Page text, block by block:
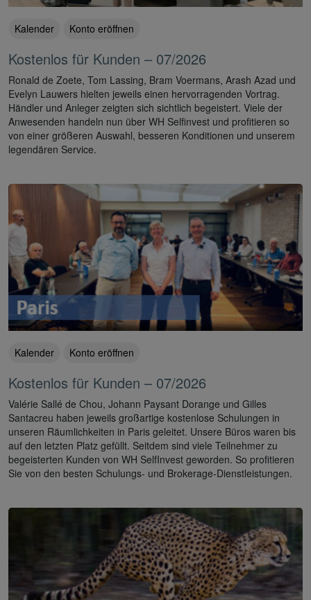
Kalender Konto eröffnen
Kostenlos für Kunden – 07/2026
Ronald de Zoete, Tom Lassing, Bram Voermans, Arash Azad und
Evelyn Lauwers hielten jeweils einen hervorragenden Vortrag.
Händler und Anleger zeigten sich sichtlich begeistert. Viele der
Anwesenden handeln nun über WH Selfinvest und profitieren so
von einer größeren Auswahl, besseren Konditionen und unserem
legendären Service.
Kalender Konto eröffnen
Kostenlos für Kunden – 07/2026
Valérie Sallé de Chou, Johann Paysant Dorange und Gilles
Santacreu haben jeweils großartige kostenlose Schulungen in
unseren Räumlichkeiten in Paris geleitet. Unsere Büros waren bis
auf den letzten Platz gefüllt. Seitdem sind viele Teilnehmer zu
begeisterten Kunden von WH SelfInvest geworden. So profitieren
Sie von den besten Schulungs- und Brokerage-Dienstleistungen.